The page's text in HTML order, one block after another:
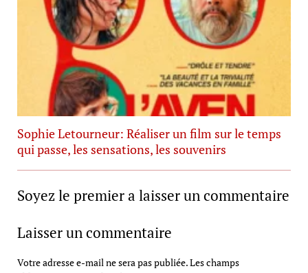
Sophie Letourneur: Réaliser un film sur le temps
qui passe, les sensations, les souvenirs
Soyez le premier a laisser un commentaire
Laisser un commentaire
Votre adresse e-mail ne sera pas publiée.Les champs